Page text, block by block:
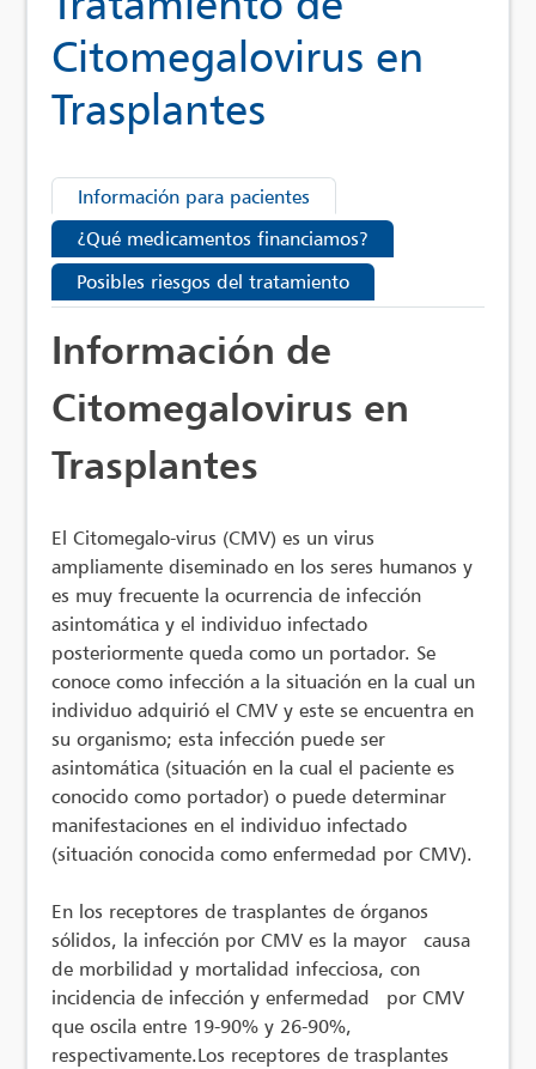
Citomegalovirus en
Trasplantes
Información para pacientes
¿Qué medicamentos financiamos?
Posibles riesgos del tratamiento
Información de
Citomegalovirus en
Trasplantes
El Citomegalo-virus (CMV) es un virus
ampliamente diseminado en los seres humanos y
es muy frecuente la ocurrencia de infección
asintomática y el individuo infectado
posteriormente queda como un portador. Se
conoce como infección a la situación en la cual un
individuo adquirió el CMV y este se encuentra en
su organismo; esta infección puede ser
asintomática (situación en la cual el paciente es
conocido como portador) o puede determinar
manifestaciones en el individuo infectado
(situación conocida como enfermedad por CMV).
En los receptores de trasplantes de órganos
sólidos, la infección por CMV es la mayor causa
de morbilidad y mortalidad infecciosa, con
incidencia de infección y enfermedad por CMV
que oscila entre 19-90% y 26-90%,
respectivamente.Los receptores de trasplantes